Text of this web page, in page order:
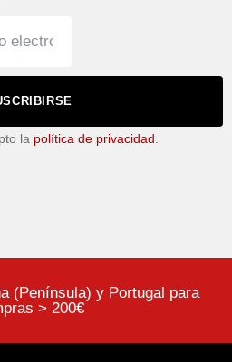
la política de privacidad
(Península) y Portugal para
> 200€